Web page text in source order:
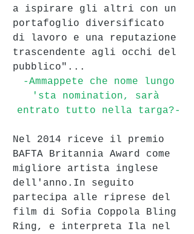
a ispirare gli altri con un
portafoglio diversificato
di lavoro e una reputazione
trascendente agli occhi del
pubblico"...
'sta nomination, sarà
entrato tutto nella targa?-
Nel 2014 riceve il premio
BAFTA Britannia Award come
migliore artista inglese
dell'anno.In seguito
partecipa alle riprese del
film di Sofia Coppola Bling
Ring, e interpreta Ila nel